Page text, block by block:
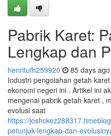
Pabrik Karet:
Lengkap dan
henritufh259920 85 days ago
Industri pengolahan getah
ekonomi negeri ini . Artikel ini
mengenai pabrik getah karet ,
evolusi saat
https://
petunjuk-lengkap-dan-